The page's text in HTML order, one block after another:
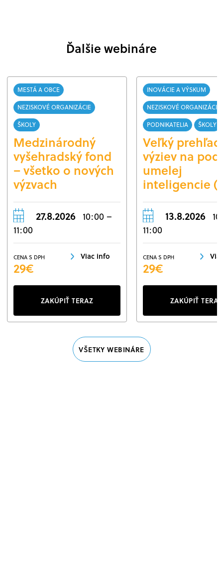
Ďalšie webináre
MESTÁ A OBCE
NEZISKOVÉ ORGANIZÁCIE
ŠKOLY
Medzinárodný
vyšehradský fond
– všetko o nových
výzvach
27.8.2026 10:00 –
11:00
CENA S DPH
29€
Viac info
ZAKÚPIŤ TERAZ
INOVÁCIE A VÝSKUM
NEZISKOVÉ ORGANIZÁCIE
PODNIKATELIA ŠKOLY
Veľký prehľad
výziev na
umelej
inteligencie
13.8.2026
11:00
CENA S DPH
29€
ZAKÚPIŤ TERAZ
VŠETKY WEBINÁRE